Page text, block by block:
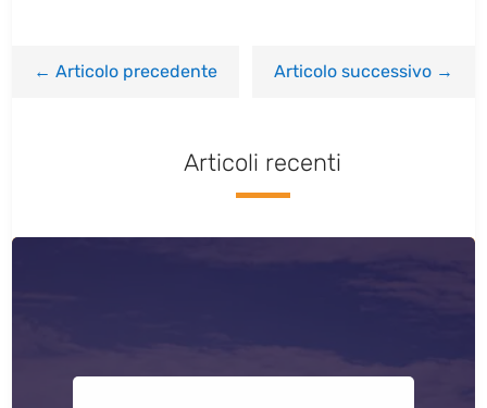
←Articolo precedente Articolo successivo→
Articoli recenti